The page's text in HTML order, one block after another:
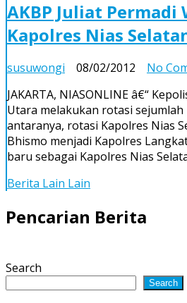
AKBP Juliat Permadi
Kapolres Nias
susuwongi 08/02/2012 No
JAKARTA, NIASONLINE â€“
Utara melakukan rotasi sejumlah
antaranya, rotasi Kapolres Nias
Bhismo menjadi Kapolres
baru sebagai Kapolres Nias
Berita Lain Lain
Pencarian Berita
Search
Search